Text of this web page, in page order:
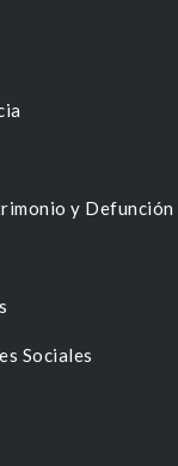
y Defunción
Sociales